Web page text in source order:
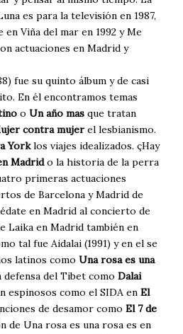
es para la televisión en 1987,
en Viña del mar en 1992 y Me
actuaciones en Madrid y
fue su quinto álbum y de casi
En él encontramos temas
o Un año mas que tratan
contra mujer el lesbianismo.
Yorklos viajes idealizados. çHay
Madrido la historia de la perra
primeras actuaciones
de Barcelona y Madrid de
en Madrid al concierto de
Laika en Madrid también en
tal fue Aidalai (1991) y en el se
latinos como Una rosa es una
del Tibet como Dalai
espinosos como el SIDA en El
de desamor como El 7 de
de Una rosa es una rosa es en